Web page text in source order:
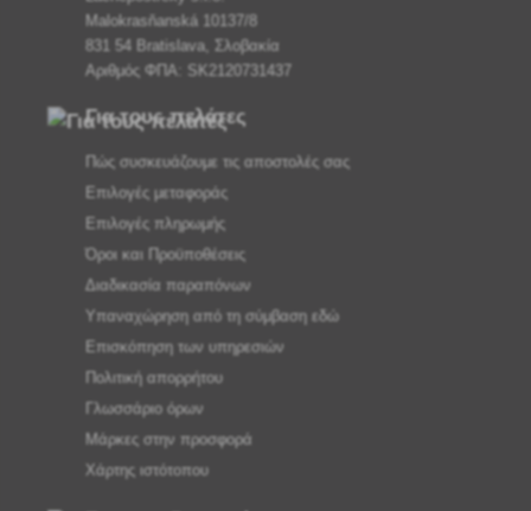
Malokrasňanská 10137/8
831 54 Bratislava, Σλοβακία
Αριθμός ΦΠΑ: SK2120731437
Για τους πελάτες
Πώς συσκευάζουμε τις αποστολές σας
Επιλογές μεταφοράς
Επιλογές πληρωμής
Όροι και Προϋποθέσεις
Διαδικασία παραπόνων
Υπαναχώρηση από τη σύμβαση εδώ
Επισκόπηση των υπηρεσιών
Πολιτική απορρήτου
Γλωσσάριο όρων
Μάρκες στην προσφορά
Χάρτης ιστότοπου